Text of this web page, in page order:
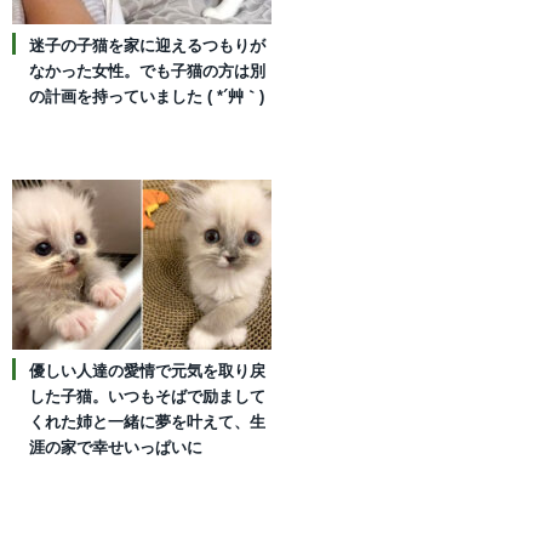
迷子の子猫を家に迎えるつもりが
なかった女性。でも子猫の方は別
の計画を持っていました ( *´艸｀)
優しい人達の愛情で元気を取り戻
した子猫。いつもそばで励まして
くれた姉と一緒に夢を叶えて、生
涯の家で幸せいっぱいに